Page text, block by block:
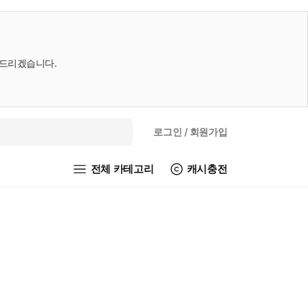
리겠습니다.
로그인 / 회원가입
전체 카테고리 캐시충전